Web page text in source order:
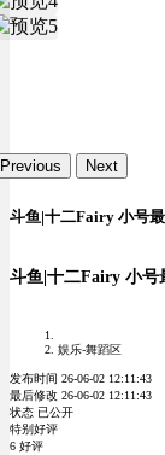
Previous Next
斗鱼|十二Fairy 小号
斗鱼|十二Fairy 小号
娱乐-舞蹈区
发布时间 26-06-02 12:11:43
最后修改 26-06-02 12:11:43
状态 已公开
特别好评
6 好评